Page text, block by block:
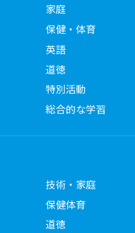
家庭
保健・体育
英語
道徳
特別活動
総合的な学習
技術・家庭
保健体育
道徳